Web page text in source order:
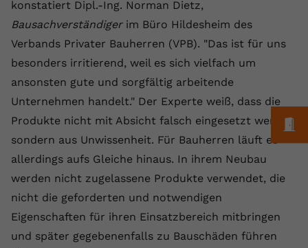
konstatiert Dipl.-Ing. Norman Dietz,
Bausachverständigerim Büro Hildesheim des
Verbands Privater Bauherren (VPB). "Das ist für uns
besonders irritierend, weil es sich vielfach um
ansonsten gute und sorgfältig arbeitende
Unternehmen handelt." Der Experte weiß, dass die
Produkte nicht mit Absicht falsch eingesetzt werden,
sondern aus Unwissenheit. Für Bauherren läuft es
allerdings aufs Gleiche hinaus. In ihrem Neubau
werden nicht zugelassene Produkte verwendet, die
nicht die geforderten und notwendigen
Eigenschaften für ihren Einsatzbereich mitbringen
und später gegebenenfalls zu Bauschäden führen
Laufzeit 1 Jahr
Zweck
Dieser Wert speichert Ihre Consent-
Einstellungen. Unter anderem eine
zufällig generierte ID, für die
historische Speicherung Ihrer
Webseiten-Betreiber dies eingestellt
hat.
Name
Anbieter VPB.de
Zweck
wiederzuerkennen und statistische
Informationen zur Nutzung der
Website zu erfassen.
Name _gcl au
Google Ads
Laufzeit 90 Tage
Zweck
Conversion-Tracking verwendet, um
Werbeklicks der Nutzung auf unserer
Website zuzuordnen.
Cookie-Informationen anzeigen
Externe Inhalte
Wir verwenden auf unserer Website externe Inhalte,
Name vuid
Laufzeit 2 Jahre
Zweck
Vimeo installiert dieses Cookie, um
Tracking-Informationen zu sammeln,
indem es eine eindeutige ID zum
Einbetten von Videos auf der Website
Cookie-Informationen anzeigen